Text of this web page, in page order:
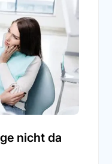
nicht da